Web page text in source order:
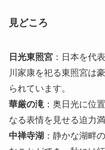
見どころ
日光東照宮：日本を代
川家康を祀る東照宮は
られています。
華厳の滝 ：奥日光に位
なる表情を見せる迫力
中禅寺湖 ：静かな湖畔